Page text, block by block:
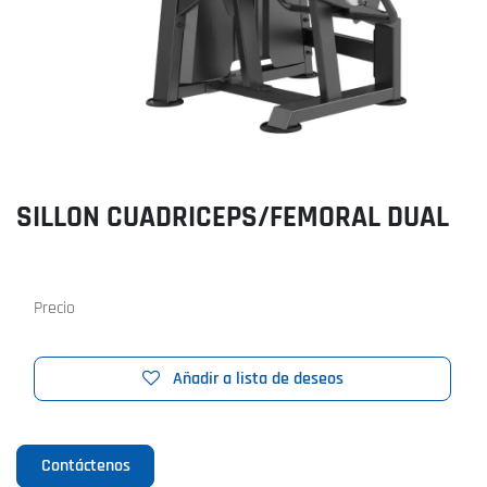
SILLON CUADRICEPS/FEMORAL DUAL
Añadir a lista de deseos
Precio
Contáctenos